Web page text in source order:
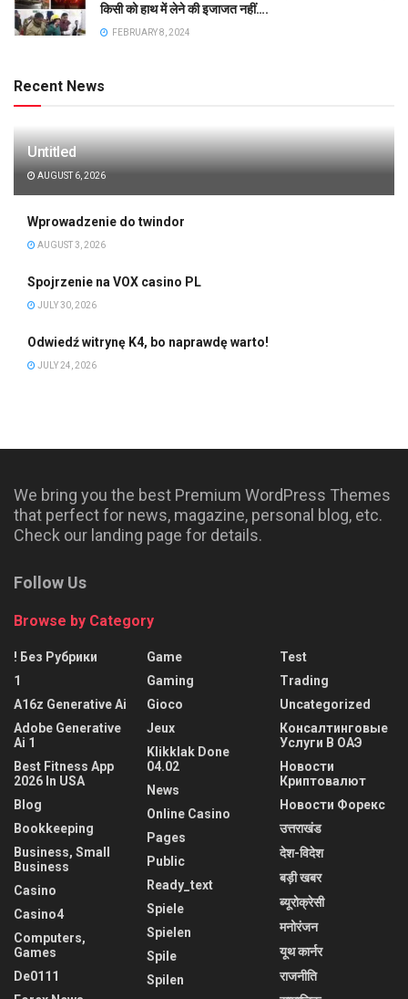
किसी को हाथ में लेने की इजाजत नहीं….
FEBRUARY 8, 2024
Recent News
Untitled
AUGUST 6, 2026
Wprowadzenie do twindor
AUGUST 3, 2026
Spojrzenie na VOX casino PL
JULY 30, 2026
Odwiedź witrynę K4, bo naprawdę warto!
JULY 24, 2026
We bring you the best Premium WordPress Themes
that perfect for news, magazine, personal blog, etc.
Check our landing page for details.
Follow Us
Browse by Category
! Без Рубрики
1
A16z Generative Ai
Adobe Generative
Ai 1
Best Fitness App
2026 In USA
Blog
Bookkeeping
Business, Small
Business
Casino
Casino4
Computers,
Games
De0111
Game
Gaming
Gioco
Jeux
Klikklak Done
04.02
News
Online Casino
Pages
Public
Ready_text
Spiele
Spielen
Spile
Spilen
Test
Trading
Uncategorized
Консалтинговые
Услуги В ОАЭ
Новости
Криптовалют
Новости Форекс
उत्तराखंड
देश-विदेश
बड़ी खबर
ब्यूरोक्रेसी
मनोरंजन
यूथ कार्नर
राजनीति